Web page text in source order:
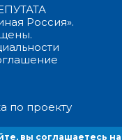
Россия».
по проекту
вы соглашаетесь на
вы соглашаетесь на